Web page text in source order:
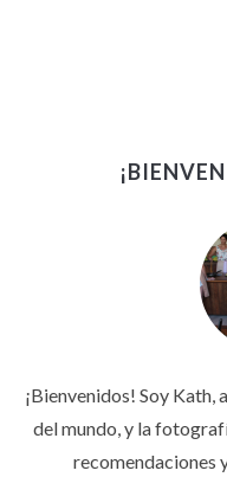
¡Bienvenidos! Soy Kath,
del mundo, y la
recomendaciones